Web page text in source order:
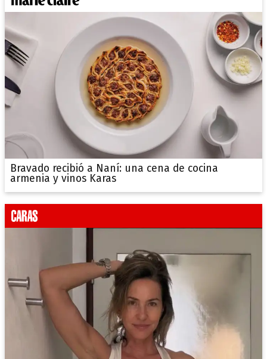
Bravado recibió a Naní: una cena de cocina
armenia y vinos Karas